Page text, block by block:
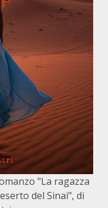
"La ragazza
del Sinai", di